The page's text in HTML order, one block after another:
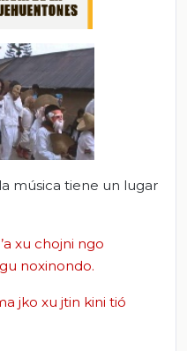
música tiene un lugar
xu chojni ngo
noxinondo.
jko xu jtin kini tió